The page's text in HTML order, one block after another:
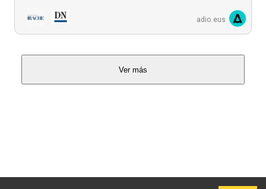
adio.eus
Ver más